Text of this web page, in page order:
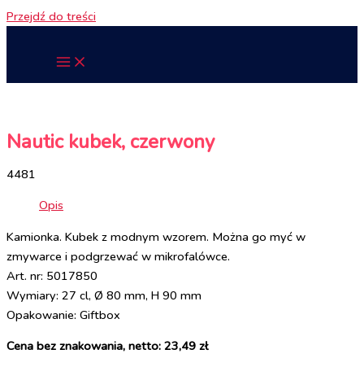
Przejdź do treści
Nautic kubek, czerwony
4481
Opis
Kamionka. Kubek z modnym wzorem. Można go myć w
zmywarce i podgrzewać w mikrofalówce.
Art. nr: 5017850
Wymiary: 27 cl, Ø 80 mm, H 90 mm
Opakowanie: Giftbox
Cena bez znakowania, netto: 23,49 zł